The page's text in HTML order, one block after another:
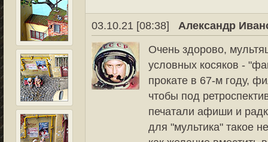
03.10.21 [08:38]
Александр
Очень здорово,
условных косяков -
прокате в 67-м году,
чтобы под
печатали афиши и
для "мультика" такое